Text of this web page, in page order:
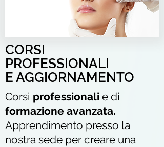
CORSI
PROFESSIONALI
E AGGIORNAMENTO
Corsi professionali e di
formazione avanzata.
Apprendimento presso la
nostra sede per creare una